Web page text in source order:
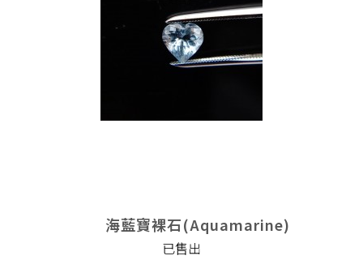
海藍寶裸石(Aquamarine)
已售出